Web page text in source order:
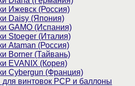
Ижевск (Россия)
Daisy (Япония)
GAMO (Испания)
Stoeger (Италия)
Ataman (Россия)
Borner (Тайвань)
EVANIX (Корея)
Cybergun (Франция)
винтовок PCP и баллоны